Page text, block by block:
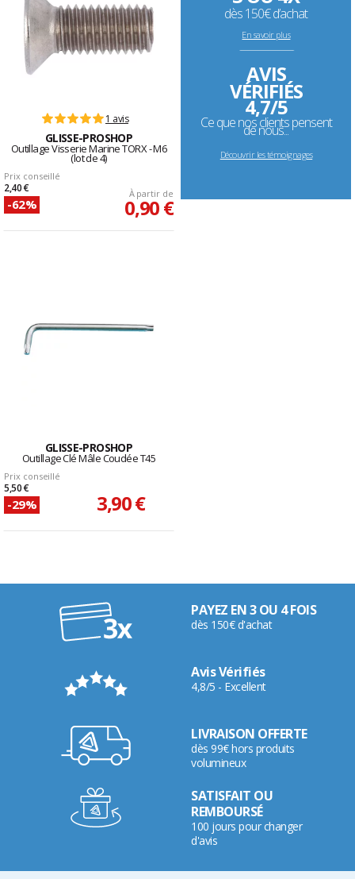
1 avis
GLISSE-PROSHOP
Outillage Visserie Marine TORX - M6
(lot de 4)
Prix conseillé
2,40 €
-62%
À partir de
0,90 €
dès 150€ d’achat
En savoir plus
--------------------------------------------------------------------
AVIS
VÉRIFIÉS
4,7/5
Ce que nos clients pensent
de nous...
Découvrir les témoignages
GLISSE-PROSHOP
Outillage Clé Mâle Coudée T45
Prix conseillé
5,50 €
-29% 3,90 €
PAYEZ EN 3 OU 4 FOIS
dès 150€ d'achat
Avis Vérifiés
4,8/5 - Excellent
LIVRAISON OFFERTE
dès 99€ hors produits
volumineux
SATISFAIT OU
REMBOURSÉ
100 jours pour changer
d'avis